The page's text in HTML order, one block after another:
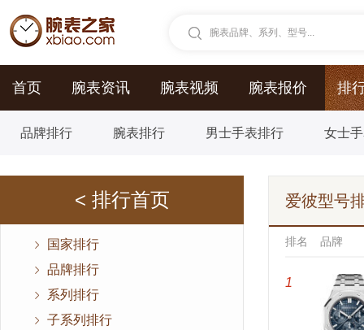
腕表品牌、系列、型号...
首页 腕表资讯 腕表视频 腕表报价 排
品牌排行 腕表排行 男士手表排行 女士
< 排行首页
国家排行
品牌排行
系列排行
子系列排行
爱彼型号
排名 品牌
1